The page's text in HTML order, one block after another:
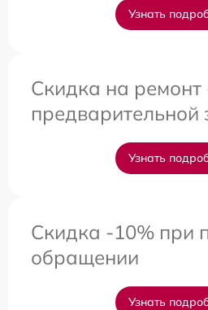
Узнать
Скидка на ремонт
предварительной
Узнать
Скидка -10% при
обращении
Узнать